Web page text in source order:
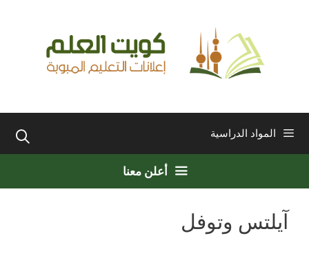
المواد الدراسية
أعلن معنا
آيلتس وتوفل